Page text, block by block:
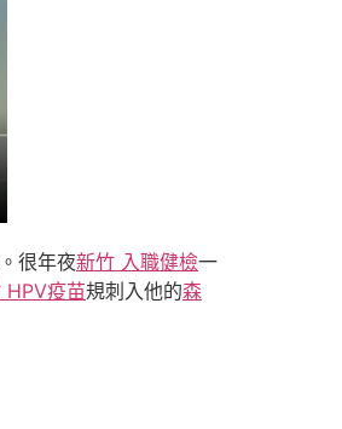
很年夜新竹 入職健檢一
HPV疫苗規刺入他的森